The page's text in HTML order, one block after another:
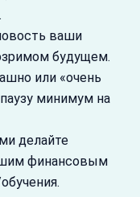
ваши
будущем.
или «очень
минимум на
делайте
финансовым